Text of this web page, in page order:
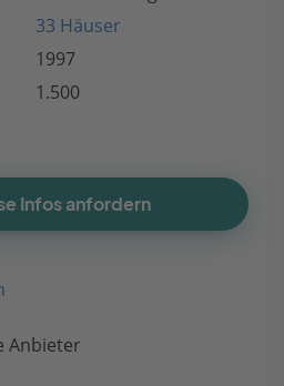
33 Häuser
1997
1.500
Infos anfordern
Anbieter